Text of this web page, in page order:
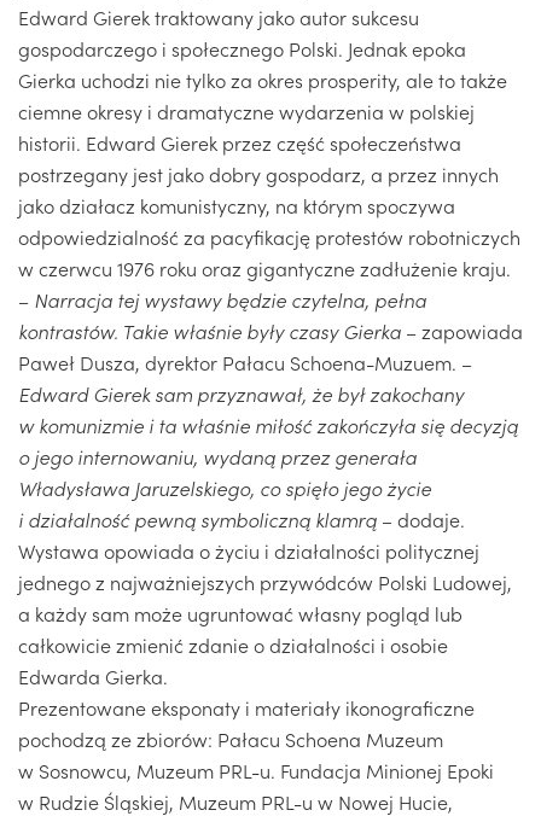
Edward Gierek traktowany jako autor sukcesu
gospodarczego i społecznego Polski. Jednak epoka
Gierka uchodzi nie tylko za okres prosperity, ale to także
ciemne okresy i dramatyczne wydarzenia w polskiej
historii. Edward Gierek przez część społeczeństwa
postrzegany jest jako dobry gospodarz, a przez innych
jako działacz komunistyczny, na którym spoczywa
odpowiedzialność za pacyfikację protestów robotniczych
w czerwcu 1976 roku oraz gigantyczne zadłużenie kraju.
– Narracja tej wystawy będzie czytelna, pełna
kontrastów. Takie właśnie były czasy Gierka – zapowiada
Paweł Dusza, dyrektor Pałacu Schoena-Muzuem. –
Edward Gierek sam przyznawał, że był zakochany
w komunizmie i ta właśnie miłość zakończyła się decyzją
o jego internowaniu, wydaną przez generała
Władysława Jaruzelskiego, co spięło jego życie
i działalność pewną symboliczną klamrą – dodaje.
Wystawa opowiada o życiu i działalności politycznej
jednego z najważniejszych przywódców Polski Ludowej,
a każdy sam może ugruntować własny pogląd lub
całkowicie zmienić zdanie o działalności i osobie
Edwarda Gierka.
Prezentowane eksponaty i materiały ikonograficzne
pochodzą ze zbiorów: Pałacu Schoena Muzeum
w Sosnowcu, Muzeum PRL-u. Fundacja Minionej Epoki
w Rudzie Śląskiej, Muzeum PRL-u w Nowej Hucie,